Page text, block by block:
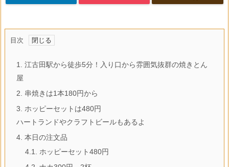
目次
1.
江古田駅から徒歩5分！入り口から雰囲気抜群の焼きとん
屋
2.
串焼きは1本180円から
3.
ホッピーセットは480円
ハートランドやクラフトビールもあるよ
4. 本日の注文品
4.1.
ホッピーセット480円